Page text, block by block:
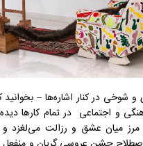
شوخی در کنار اشاره­‌ها – بخوانید
و اجتماعی در تمام کارها
میان عشق و رزالت می­‌لغزد و